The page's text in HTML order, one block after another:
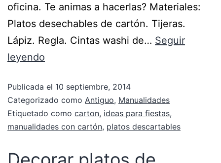
oficina. Te animas a hacerlas? Materiales:
Platos desechables de cartón. Tijeras.
Lápiz. Regla. Cintas washi de… Seguir
leyendo
Publicada el 10 septiembre, 2014
Categorizado como Antiguo, Manualidades
Etiquetado como carton, ideas para fiestas,
manualidades con cartón, platos descartables